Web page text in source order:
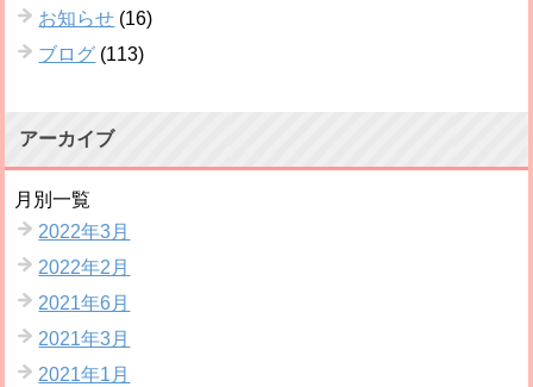
お知らせ (16)
ブログ (113)
アーカイブ
月別一覧
2022年3月
2022年2月
2021年6月
2021年3月
2021年1月